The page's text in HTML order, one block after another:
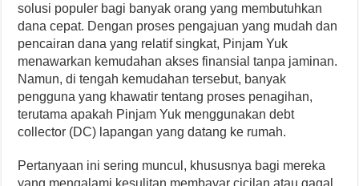
solusi populer bagi banyak orang yang membutuhkan
dana cepat. Dengan proses pengajuan yang mudah dan
pencairan dana yang relatif singkat, Pinjam Yuk
menawarkan kemudahan akses finansial tanpa jaminan.
Namun, di tengah kemudahan tersebut, banyak
pengguna yang khawatir tentang proses penagihan,
terutama apakah Pinjam Yuk menggunakan debt
collector (DC) lapangan yang datang ke rumah.
Pertanyaan ini sering muncul, khususnya bagi mereka